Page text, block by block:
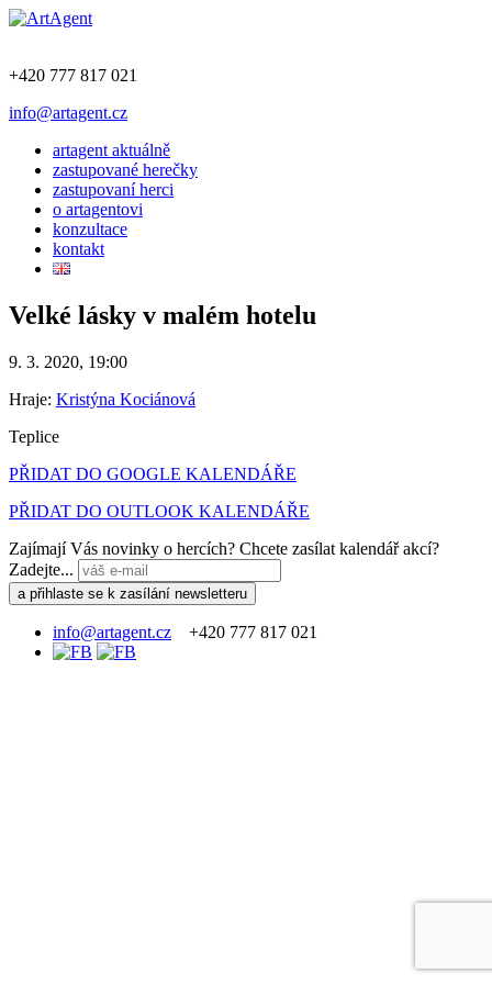
+420 777 817 021
info@artagent.cz
artagent aktuálně
zastupované herečky
zastupovaní herci
o artagentovi
konzultace
kontakt
Velké lásky v malém hotelu
9. 3. 2020, 19:00
Hraje: Kristýna Kociánová
Teplice
PŘIDAT DO GOOGLE KALENDÁŘE
PŘIDAT DO OUTLOOK KALENDÁŘE
Zajímají Vás novinky o hercích? Chcete zasílat kalendář akcí?
Zadejte...
info@artagent.cz +420 777 817 021